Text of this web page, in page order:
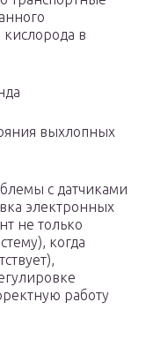
кислорода в
выхлопных
с датчиками
электронных
не только
когда
работу